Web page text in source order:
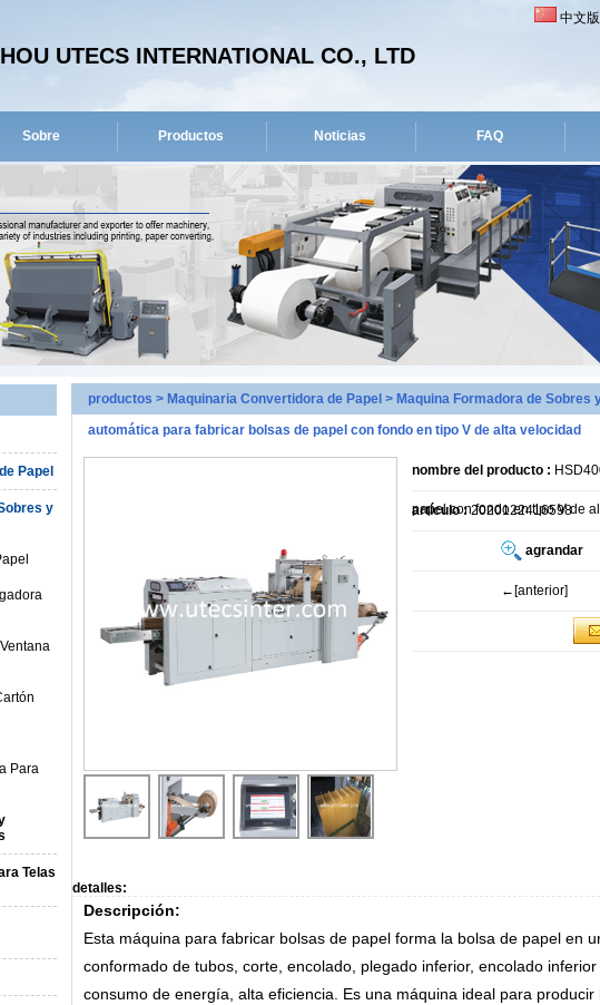
UTECS INTERNATIONAL CO., LTD
中文版
Sobre Productos Noticias FAQ
Papel
y
Para
Telas
productos > Maquinaria Convertidora de Papel > Maquina Formadora de Sobres
automática para fabricar bolsas de papel con fondo en tipo V de alta velocidad
nombre del producto :
papel con fondo en tipo V de
artículo :2020122416598
agrandar
←[anterior]
detalles:
Descripción:
Esta máquina para fabricar bolsas de papel forma la bolsa de papel en
conformado de tubos, corte, encolado, plegado inferior, encolado
consumo de energía, alta eficiencia. Es una máquina ideal para